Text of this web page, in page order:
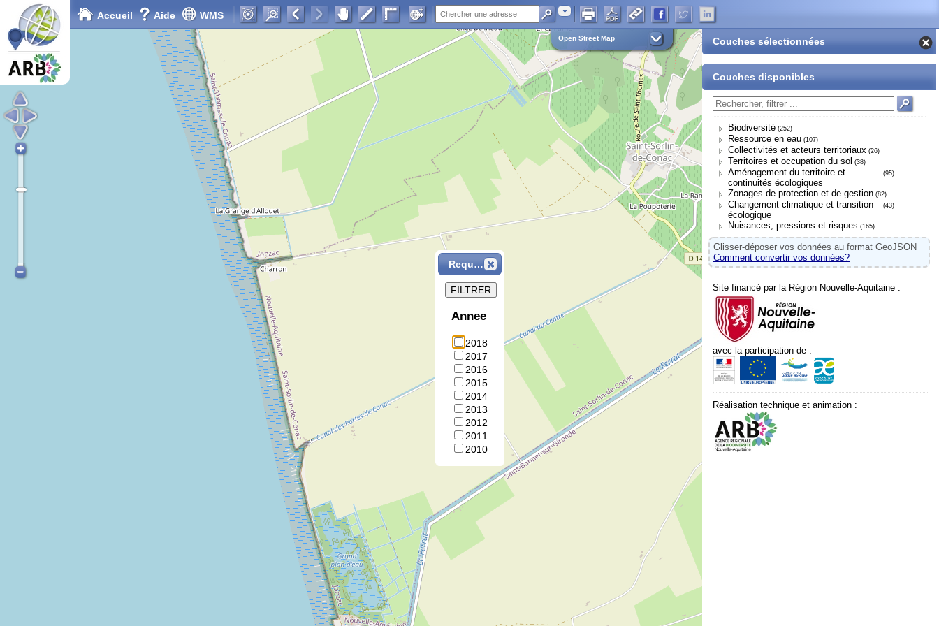
Accueil Aide WMS Adresse
Open Street Map Couches sélectionnées
Couches disponibles
Biodiversité (252)
Ressource en eau (107)
Collectivités et acteurs territoriaux (26)
Territoires et occupation du sol (38)
Aménagement du territoire et
continuités écologiques
(95)
Zonages de protection et de gestion (82)
Changement climatique et transition
écologique
(43)
Nuisances, pressions et risques (165)
Glisser-déposer vos données au format GeoJSON
Comment convertir vos données?
Site financé par la Région Nouvelle-Aquitaine :
avec la participation de :
Réalisation technique et animation :
Requête
Annee
2018
2017
2016
2015
2014
2013
2012
2011
2010
FILTRER